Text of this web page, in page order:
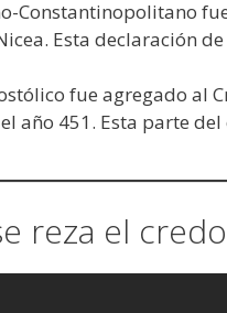
Constantinopolitano
Esta declaración
fue agregado al
año 451. Esta parte
reza el